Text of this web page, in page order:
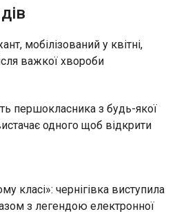
мобілізований у квітні,
важкої хвороби
першокласника з будь-якої
одного щоб відкрити
класі»: чернігівка виступила
з легендою електронної